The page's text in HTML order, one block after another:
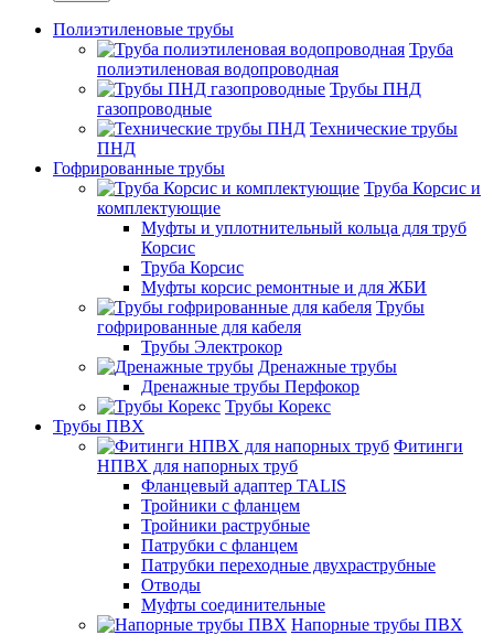
Полиэтиленовые трубы
Труба
полиэтиленовая водопроводная
Трубы ПНД
газопроводные
Технические трубы
ПНД
Гофрированные трубы
Труба Корсис и
комплектующие
Муфты и уплотнительный кольца для труб
Корсис
Труба Корсис
Муфты корсис ремонтные и для ЖБИ
Трубы
гофрированные для кабеля
Трубы Электрокор
Дренажные трубы
Дренажные трубы Перфокор
Трубы Корекс
Трубы ПВХ
Фитинги
НПВХ для напорных труб
Фланцевый адаптер TALIS
Тройники с фланцем
Тройники раструбные
Патрубки с фланцем
Патрубки переходные двухраструбные
Отводы
Муфты соединительные
Напорные трубы ПВХ